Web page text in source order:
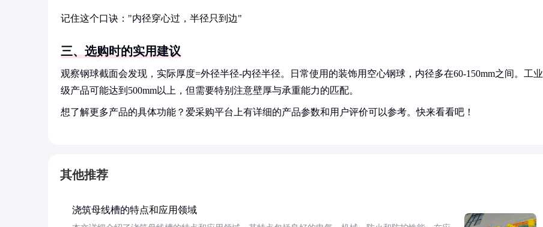
记住这个口诀："内径穿心过，半径只到边"
三、选购时的实用建议
观察钢球截面会发现，实际厚度=外径半径-内径半径。日常使用的装饰用空心钢球，内径多在60-150mm之间。工业
级产品可能达到500mm以上，但需要特别注意壁厚与承重能力的匹配。
想了解更多产品的具体功能？爱采购平台上有详细的产品参数和用户评价可以参考。快来看看吧！
其他推荐
浇筑母线槽的特点和应用领域